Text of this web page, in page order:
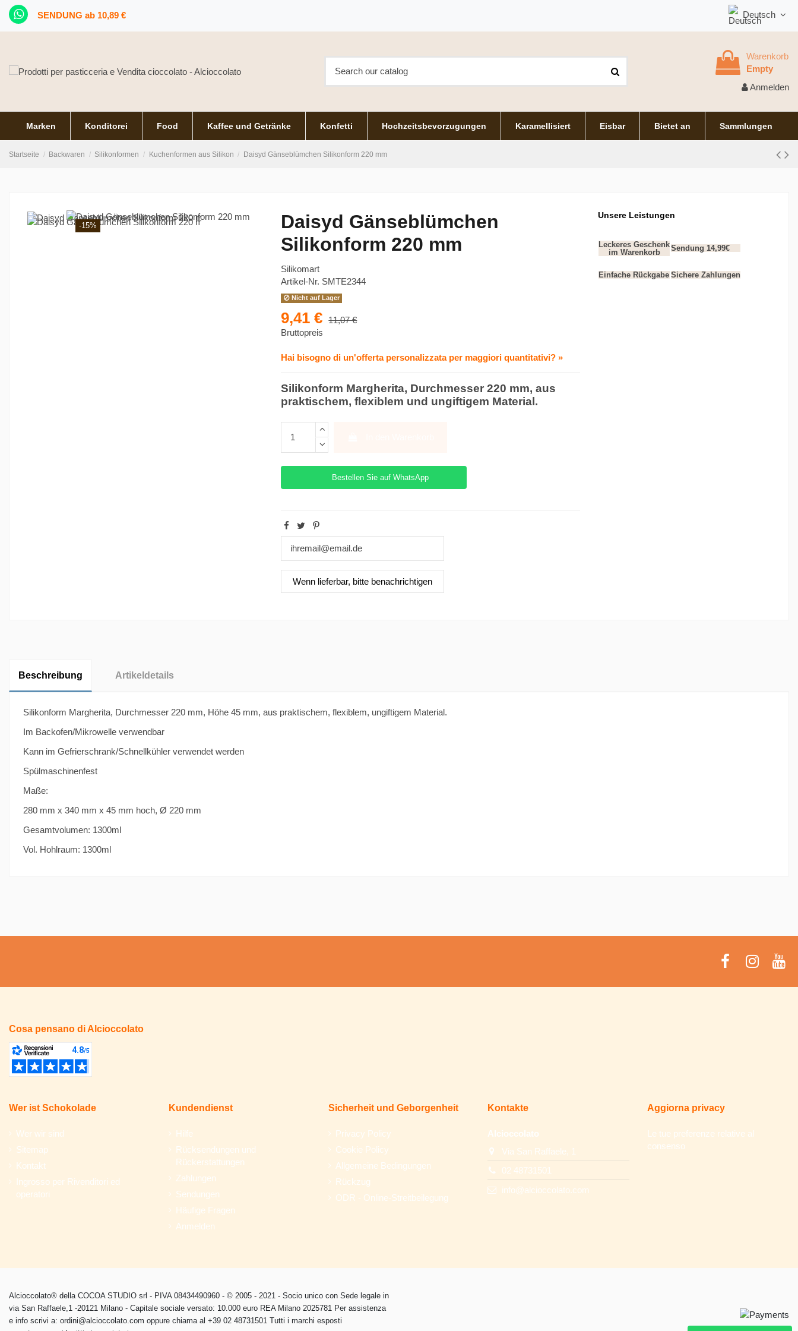
SENDUNG ab 10,89 € Deutsch
Warenkorb
Empty
Anmelden
Marken Konditorei Food Kaffee und Getränke Konfetti Hochzeitsbevorzugungen Karamellisiert Eisbar Bietet an Sammlungen
Startseite Backwaren Silikonformen Kuchenformen aus Silikon Daisyd Gänseblümchen Silikonform 220 mm
-15%
Daisyd Gänseblümchen
Silikonform 220 mm
Silikomart
Artikel-Nr. SMTE2344
Nicht auf Lager
9,41 €
11,07 €
Bruttopreis
Hai bisogno di un'offerta personalizzata per maggiori quantitativi? »
Silikonform Margherita, Durchmesser 220 mm, aus
praktischem, flexiblem und ungiftigem Material.
Bestellen Sie auf WhatsApp
Unsere Leistungen
Leckeres Geschenk
im Warenkorb
Sendung 14,99€
Einfache Rückgabe Sichere Zahlungen
Beschreibung Artikeldetails
Silikonform Margherita, Durchmesser 220 mm, Höhe 45 mm, aus praktischem, flexiblem, ungiftigem Material.
Im Backofen/Mikrowelle verwendbar
Kann im Gefrierschrank/Schnellkühler verwendet werden
Spülmaschinenfest
Maße:
280 mm x 340 mm x 45 mm hoch, Ø 220 mm
Gesamtvolumen: 1300ml
Vol. Hohlraum: 1300ml
Cosa pensano di Alcioccolato
Wer ist Schokolade
Wer wir sind
Sitemap
Kontakt
Ingrosso per Rivenditori ed
operatori
Kundendienst
Hilfe
Rücksendungen und
Rückerstattungen
Zahlungen
Sendungen
Häufige Fragen
Anmelden
Sicherheit und Geborgenheit
Privacy Policy
Cookie Policy
Allgemeine Bedingungen
Rückzug
ODR - Online-Streitbeilegung
Kontakte
Alcioccolato
Via San Raffaele, 1
02 48731501
info@alcioccolato.com
Aggiorna privacy
Le tue preferenze relative al
consenso
Alcioccolato® della COCOA STUDIO srl - PIVA 08434490960 - © 2005 - 2021 - Socio unico con Sede legale in
via San Raffaele,1 -20121 Milano - Capitale sociale versato: 10.000 euro REA Milano 2025781 Per assistenza
e info scrivi a: ordini@alcioccolato.com oppure chiama al +39 02 48731501 Tutti i marchi esposti